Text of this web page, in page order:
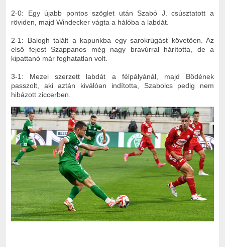
2-0: Egy újabb pontos szöglet után Szabó J. csúsztatott a
röviden, majd Windecker vágta a hálóba a labdát.
2-1: Balogh talált a kapunkba egy sarokrúgást követően. Az
első fejest Szappanos még nagy bravúrral hárította, de a
kipattanó már foghatatlan volt.
3-1: Mezei szerzett labdát a félpályánál, majd Bödének
passzolt, aki aztán kiválóan indította, Szabolcs pedig nem
hibázott ziccerben.